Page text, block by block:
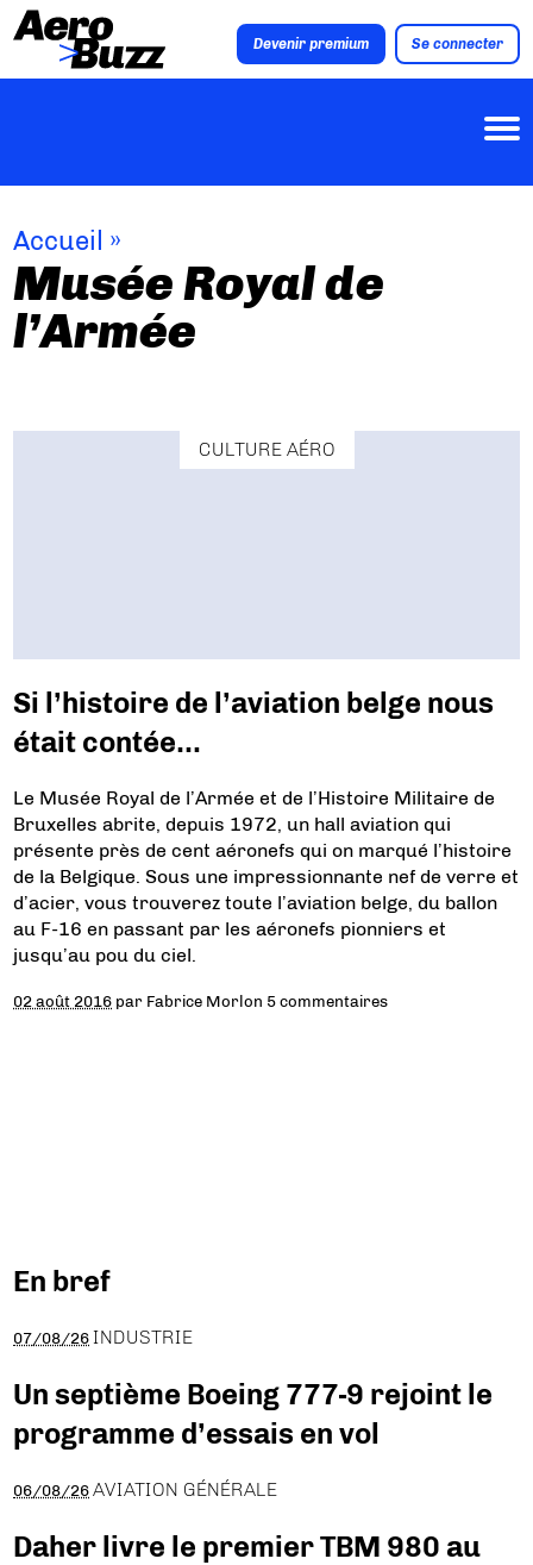
Devenir premium Se connecter
Accueil »
Musée Royal de
l’Armée
CULTURE AÉRO
Si l’histoire de l’aviation belge nous
était contée…
Le Musée Royal de l’Armée et de l’Histoire Militaire de
Bruxelles abrite, depuis 1972, un hall aviation qui
présente près de cent aéronefs qui on marqué l’histoire
de la Belgique. Sous une impressionnante nef de verre et
d’acier, vous trouverez toute l’aviation belge, du ballon
au F-16 en passant par les aéronefs pionniers et
jusqu’au pou du ciel.
02 août 2016 par Fabrice Morlon 5 commentaires
En bref
07/08/26 INDUSTRIE
Un septième Boeing 777-9 rejoint le
programme d’essais en vol
06/08/26 AVIATION GÉNÉRALE
Daher livre le premier TBM 980 au